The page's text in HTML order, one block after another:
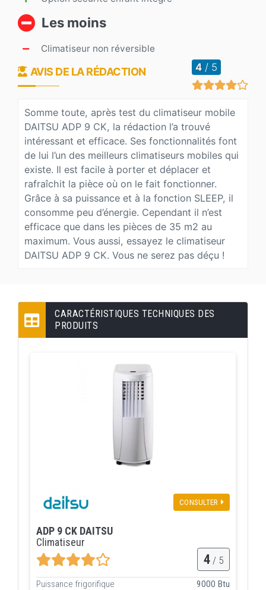
Les moins
Climatiseur non réversible
AVIS DE LA RÉDACTION 4/ 5
Somme toute, après test du climatiseur mobile
DAITSU ADP 9 CK, la rédaction l’a trouvé
intéressant et efficace. Ses fonctionnalités font
de lui l’un des meilleurs climatiseurs mobiles qui
existe. Il est facile à porter et déplacer et
rafraîchit la pièce où on le fait fonctionner.
Grâce à sa puissance et à la fonction SLEEP, il
consomme peu d’énergie. Cependant il n’est
efficace que dans les pièces de 35 m2 au
maximum. Vous aussi, essayez le climatiseur
DAITSU ADP 9 CK. Vous ne serez pas déçu !
CARACTÉRISTIQUES TECHNIQUES DES
PRODUITS
CONSULTER
ADP 9 CK DAITSU
Climatiseur
4 / 5
Puissance frigorifique
9000 Btu